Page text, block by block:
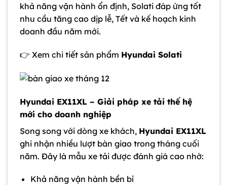
khả năng vận hành ổn định, Solati đáp ứng tốt
nhu cầu tăng cao dịp lễ, Tết và kế hoạch kinh
doanh đầu năm mới.
👉 Xem chi tiết sản phẩm Hyundai Solati
Hyundai EX11XL – Giải pháp xe tải thế hệ
mới cho doanh nghiệp
Song song với dòng xe khách, Hyundai EX11XL
ghi nhận nhiều lượt bàn giao trong tháng cuối
năm. Đây là mẫu xe tải được đánh giá cao nhờ:
Khả năng vận hành bền bỉ